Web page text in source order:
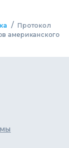
/ Протокол
американского